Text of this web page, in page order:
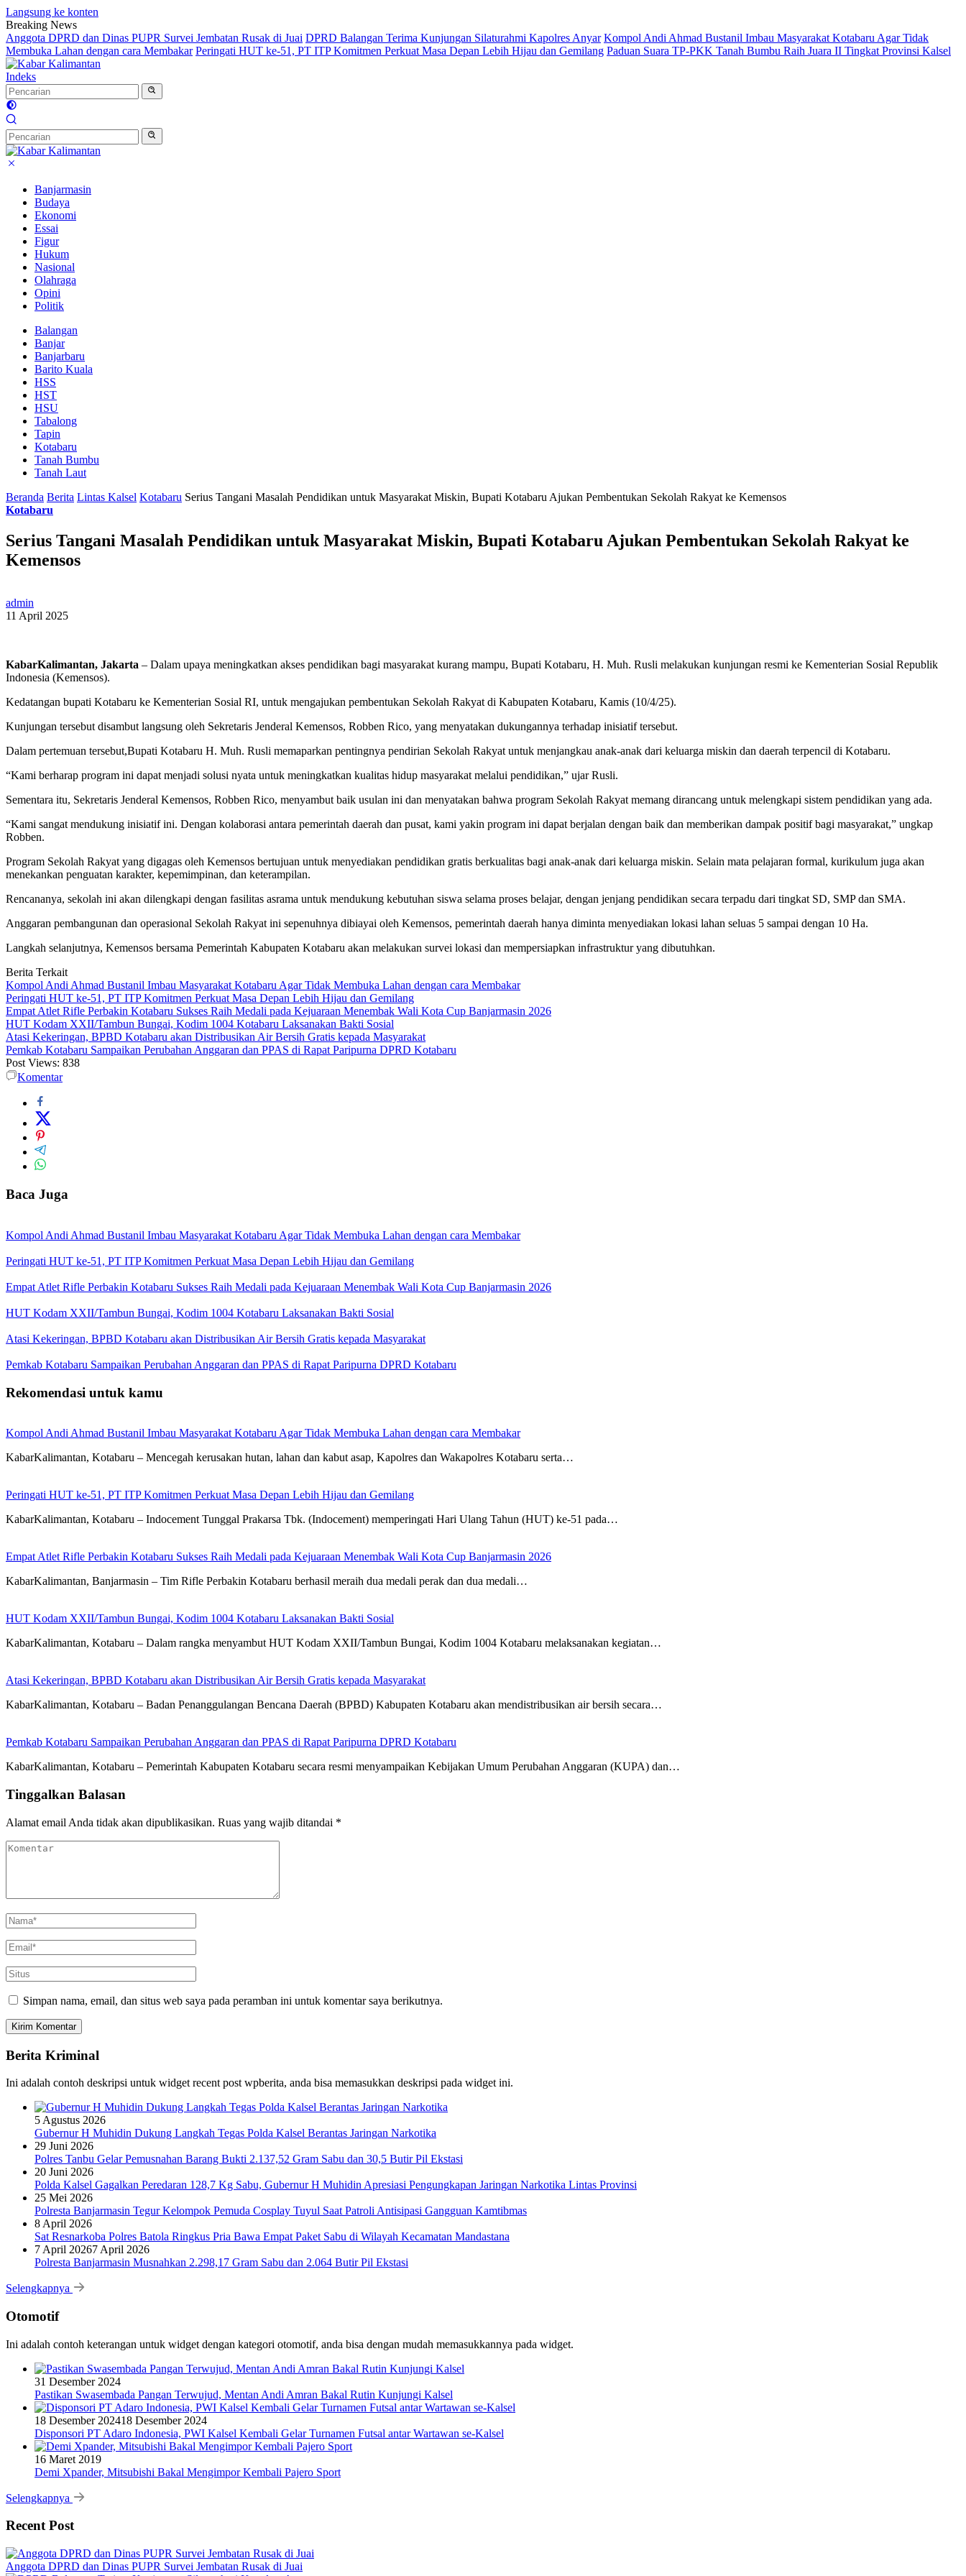
Langsung ke konten
Breaking News
Anggota DPRD dan Dinas PUPR Survei Jembatan Rusak di Juai DPRD Balangan Terima Kunjungan Silaturahmi Kapolres Anyar Kompol Andi Ahmad Bustanil Imbau Masyarakat Kotabaru Agar Tidak
Membuka Lahan dengan cara Membakar Peringati HUT ke-51, PT ITP Komitmen Perkuat Masa Depan Lebih Hijau dan Gemilang Paduan Suara TP-PKK Tanah Bumbu Raih Juara II Tingkat Provinsi Kalsel
Indeks
Banjarmasin
Budaya
Ekonomi
Essai
Figur
Hukum
Nasional
Olahraga
Opini
Politik
Balangan
Banjar
Banjarbaru
Barito Kuala
HSS
HST
HSU
Tabalong
Tapin
Kotabaru
Tanah Bumbu
Tanah Laut
Beranda Berita Lintas Kalsel Kotabaru Serius Tangani Masalah Pendidikan untuk Masyarakat Miskin, Bupati Kotabaru Ajukan Pembentukan Sekolah Rakyat ke Kemensos
Kotabaru
Serius Tangani Masalah Pendidikan untuk Masyarakat Miskin, Bupati Kotabaru Ajukan Pembentukan Sekolah Rakyat ke
Kemensos
admin
11 April 2025
KabarKalimantan, Jakarta – Dalam upaya meningkatkan akses pendidikan bagi masyarakat kurang mampu, Bupati Kotabaru, H. Muh. Rusli melakukan kunjungan resmi ke Kementerian Sosial Republik
Indonesia (Kemensos).
Kedatangan bupati Kotabaru ke Kementerian Sosial RI, untuk mengajukan pembentukan Sekolah Rakyat di Kabupaten Kotabaru, Kamis (10/4/25).
Kunjungan tersebut disambut langsung oleh Sekretaris Jenderal Kemensos, Robben Rico, yang menyatakan dukungannya terhadap inisiatif tersebut.
Dalam pertemuan tersebut,Bupati Kotabaru H. Muh. Rusli memaparkan pentingnya pendirian Sekolah Rakyat untuk menjangkau anak-anak dari keluarga miskin dan daerah terpencil di Kotabaru.
“Kami berharap program ini dapat menjadi solusi nyata untuk meningkatkan kualitas hidup masyarakat melalui pendidikan,” ujar Rusli.
Sementara itu, Sekretaris Jenderal Kemensos, Robben Rico, menyambut baik usulan ini dan menyatakan bahwa program Sekolah Rakyat memang dirancang untuk melengkapi sistem pendidikan yang ada.
“Kami sangat mendukung inisiatif ini. Dengan kolaborasi antara pemerintah daerah dan pusat, kami yakin program ini dapat berjalan dengan baik dan memberikan dampak positif bagi masyarakat,” ungkap
Robben.
Program Sekolah Rakyat yang digagas oleh Kemensos bertujuan untuk menyediakan pendidikan gratis berkualitas bagi anak-anak dari keluarga miskin. Selain mata pelajaran formal, kurikulum juga akan
menekankan penguatan karakter, kepemimpinan, dan keterampilan.
Rencananya, sekolah ini akan dilengkapi dengan fasilitas asrama untuk mendukung kebutuhan siswa selama proses belajar, dengan jenjang pendidikan secara terpadu dari tingkat SD, SMP dan SMA.
Anggaran pembangunan dan operasional Sekolah Rakyat ini sepenuhnya dibiayai oleh Kemensos, pemerintah daerah hanya diminta menyediakan lokasi lahan seluas 5 sampai dengan 10 Ha.
Langkah selanjutnya, Kemensos bersama Pemerintah Kabupaten Kotabaru akan melakukan survei lokasi dan mempersiapkan infrastruktur yang dibutuhkan.
Berita Terkait
Kompol Andi Ahmad Bustanil Imbau Masyarakat Kotabaru Agar Tidak Membuka Lahan dengan cara Membakar
Peringati HUT ke-51, PT ITP Komitmen Perkuat Masa Depan Lebih Hijau dan Gemilang
Empat Atlet Rifle Perbakin Kotabaru Sukses Raih Medali pada Kejuaraan Menembak Wali Kota Cup Banjarmasin 2026
HUT Kodam XXII/Tambun Bungai, Kodim 1004 Kotabaru Laksanakan Bakti Sosial
Atasi Kekeringan, BPBD Kotabaru akan Distribusikan Air Bersih Gratis kepada Masyarakat
Pemkab Kotabaru Sampaikan Perubahan Anggaran dan PPAS di Rapat Paripurna DPRD Kotabaru
Post Views: 838
Komentar
Baca Juga
Kompol Andi Ahmad Bustanil Imbau Masyarakat Kotabaru Agar Tidak Membuka Lahan dengan cara Membakar
Peringati HUT ke-51, PT ITP Komitmen Perkuat Masa Depan Lebih Hijau dan Gemilang
Empat Atlet Rifle Perbakin Kotabaru Sukses Raih Medali pada Kejuaraan Menembak Wali Kota Cup Banjarmasin 2026
HUT Kodam XXII/Tambun Bungai, Kodim 1004 Kotabaru Laksanakan Bakti Sosial
Atasi Kekeringan, BPBD Kotabaru akan Distribusikan Air Bersih Gratis kepada Masyarakat
Pemkab Kotabaru Sampaikan Perubahan Anggaran dan PPAS di Rapat Paripurna DPRD Kotabaru
Rekomendasi untuk kamu
Kompol Andi Ahmad Bustanil Imbau Masyarakat Kotabaru Agar Tidak Membuka Lahan dengan cara Membakar
KabarKalimantan, Kotabaru – Mencegah kerusakan hutan, lahan dan kabut asap, Kapolres dan Wakapolres Kotabaru serta…
Peringati HUT ke-51, PT ITP Komitmen Perkuat Masa Depan Lebih Hijau dan Gemilang
KabarKalimantan, Kotabaru – Indocement Tunggal Prakarsa Tbk. (Indocement) memperingati Hari Ulang Tahun (HUT) ke-51 pada…
Empat Atlet Rifle Perbakin Kotabaru Sukses Raih Medali pada Kejuaraan Menembak Wali Kota Cup Banjarmasin 2026
KabarKalimantan, Banjarmasin – Tim Rifle Perbakin Kotabaru berhasil meraih dua medali perak dan dua medali…
HUT Kodam XXII/Tambun Bungai, Kodim 1004 Kotabaru Laksanakan Bakti Sosial
KabarKalimantan, Kotabaru – Dalam rangka menyambut HUT Kodam XXII/Tambun Bungai, Kodim 1004 Kotabaru melaksanakan kegiatan…
Atasi Kekeringan, BPBD Kotabaru akan Distribusikan Air Bersih Gratis kepada Masyarakat
KabarKalimantan, Kotabaru – Badan Penanggulangan Bencana Daerah (BPBD) Kabupaten Kotabaru akan mendistribusikan air bersih secara…
Pemkab Kotabaru Sampaikan Perubahan Anggaran dan PPAS di Rapat Paripurna DPRD Kotabaru
KabarKalimantan, Kotabaru – Pemerintah Kabupaten Kotabaru secara resmi menyampaikan Kebijakan Umum Perubahan Anggaran (KUPA) dan…
Tinggalkan Balasan
Alamat email Anda tidak akan dipublikasikan. Ruas yang wajib ditandai *
Simpan nama, email, dan situs web saya pada peramban ini untuk komentar saya berikutnya.
Berita Kriminal
Ini adalah contoh deskripsi untuk widget recent post wpberita, anda bisa memasukkan deskripsi pada widget ini.
5 Agustus 2026
Gubernur H Muhidin Dukung Langkah Tegas Polda Kalsel Berantas Jaringan Narkotika
29 Juni 2026
Polres Tanbu Gelar Pemusnahan Barang Bukti 2.137,52 Gram Sabu dan 30,5 Butir Pil Ekstasi
20 Juni 2026
Polda Kalsel Gagalkan Peredaran 128,7 Kg Sabu, Gubernur H Muhidin Apresiasi Pengungkapan Jaringan Narkotika Lintas Provinsi
25 Mei 2026
Polresta Banjarmasin Tegur Kelompok Pemuda Cosplay Tuyul Saat Patroli Antisipasi Gangguan Kamtibmas
8 April 2026
Sat Resnarkoba Polres Batola Ringkus Pria Bawa Empat Paket Sabu di Wilayah Kecamatan Mandastana
7 April 20267 April 2026
Polresta Banjarmasin Musnahkan 2.298,17 Gram Sabu dan 2.064 Butir Pil Ekstasi
Selengkapnya
Otomotif
Ini adalah contoh keterangan untuk widget dengan kategori otomotif, anda bisa dengan mudah memasukkannya pada widget.
31 Desember 2024
Pastikan Swasembada Pangan Terwujud, Mentan Andi Amran Bakal Rutin Kunjungi Kalsel
18 Desember 202418 Desember 2024
Disponsori PT Adaro Indonesia, PWI Kalsel Kembali Gelar Turnamen Futsal antar Wartawan se-Kalsel
16 Maret 2019
Demi Xpander, Mitsubishi Bakal Mengimpor Kembali Pajero Sport
Selengkapnya
Recent Post
Anggota DPRD dan Dinas PUPR Survei Jembatan Rusak di Juai